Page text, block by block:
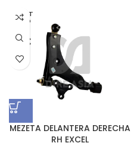
AGOT
ADO
MEZETA DELANTERA DERECHA
RH EXCEL